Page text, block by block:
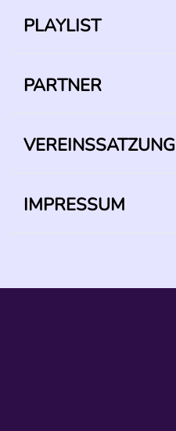
PLAYLIST
PARTNER
VEREINSSATZUNG
IMPRESSUM